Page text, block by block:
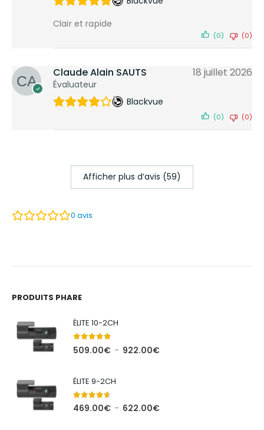
Clair et rapide
(0) (0)
Claude Alain SAUTS
Évaluateur
18 juillet 2026
Blackvue
(0) (0)
Afficher plus d‘avis (59)
0 avis
PRODUITS PHARE
ÉLITE 10-2CH
4.75out of 5
509.00€ – 922.00€Plage
922.00€
ÉLITE 9-2CH
4.55out of 5
469.00€ – 622.00€Plage